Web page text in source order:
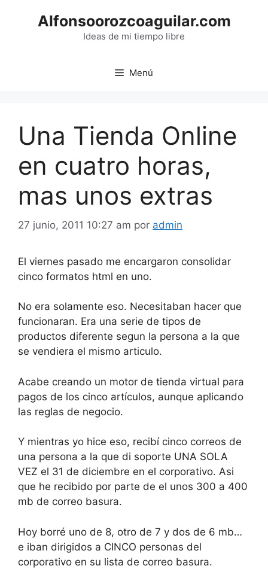
Alfonsoorozcoaguilar.com
Ideas de mi tiempo libre
Menú
Una Tienda Online
en cuatro horas,
mas unos extras
27 junio, 2011 10:27 am por admin
El viernes pasado me encargaron consolidar
cinco formatos html en uno.
No era solamente eso. Necesitaban hacer que
funcionaran. Era una serie de tipos de
productos diferente segun la persona a la que
se vendiera el mismo articulo.
Acabe creando un motor de tienda virtual para
pagos de los cinco artículos, aunque aplicando
las reglas de negocio.
Y mientras yo hice eso, recibí cinco correos de
una persona a la que di soporte UNA SOLA
VEZ el 31 de diciembre en el corporativo. Asi
que he recibido por parte de el unos 300 a 400
mb de correo basura.
Hoy borré uno de 8, otro de 7 y dos de 6 mb…
e iban dirigidos a CINCO personas del
corporativo en su lista de correo basura.